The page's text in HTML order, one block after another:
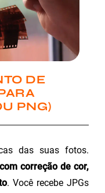
DE
PNG)
das suas fotos.
correção de cor,
. Você recebe JPGs